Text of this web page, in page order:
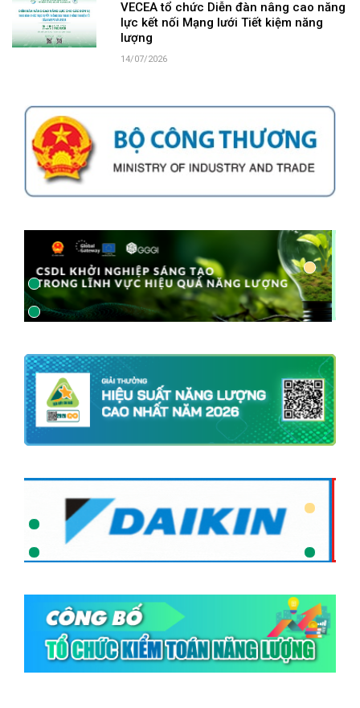
VECEA tổ chức Diễn đàn nâng cao năng
lực kết nối Mạng lưới Tiết kiệm năng
lượng
14/07/2026